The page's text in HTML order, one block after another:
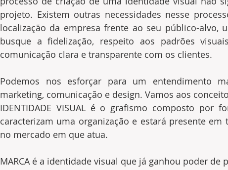
projeto. Existem outras necessidades nesse
localização da empresa frente ao seu público-alvo,
busque a fidelização, respeito aos padrões
comunicação clara e transparente com os clientes.
Podemos nos esforçar para um entendimento
marketing, comunicação e design. Vamos aos
IDENTIDADE VISUAL é o grafismo composto por
caracterizam uma organização e estará presente
no mercado em que atua.
MARCA é a identidade visual que já ganhou poder de